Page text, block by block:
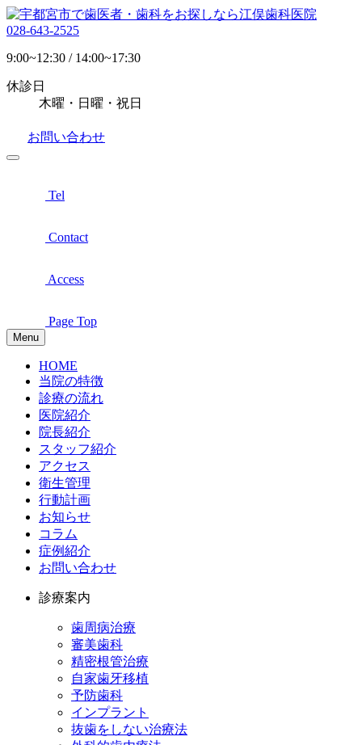
028-643-2525
9:00~12:30 / 14:00~17:30
休診日
木曜・日曜・祝日
お問い合わせ
Tel
Contact
Access
Page Top
Menu
HOME
当院の特徴
診療の流れ
医院紹介
院長紹介
スタッフ紹介
アクセス
衛生管理
行動計画
お知らせ
コラム
症例紹介
お問い合わせ
診療案内
歯周病治療
審美歯科
精密根管治療
自家歯牙移植
予防歯科
インプラント
抜歯をしない治療法